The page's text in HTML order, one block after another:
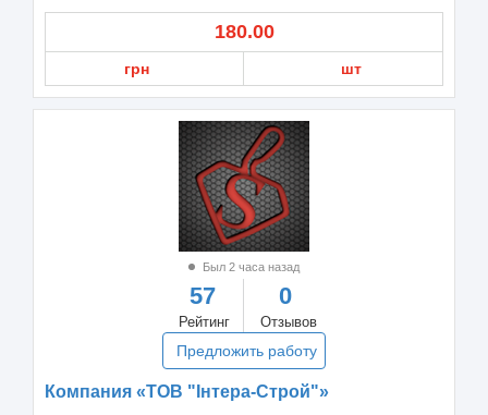
180.00
грн шт
Был 2 часа назад
57
Рейтинг
0
Отзывов
Предложить работу
Компания «ТОВ "Інтера-Строй"»